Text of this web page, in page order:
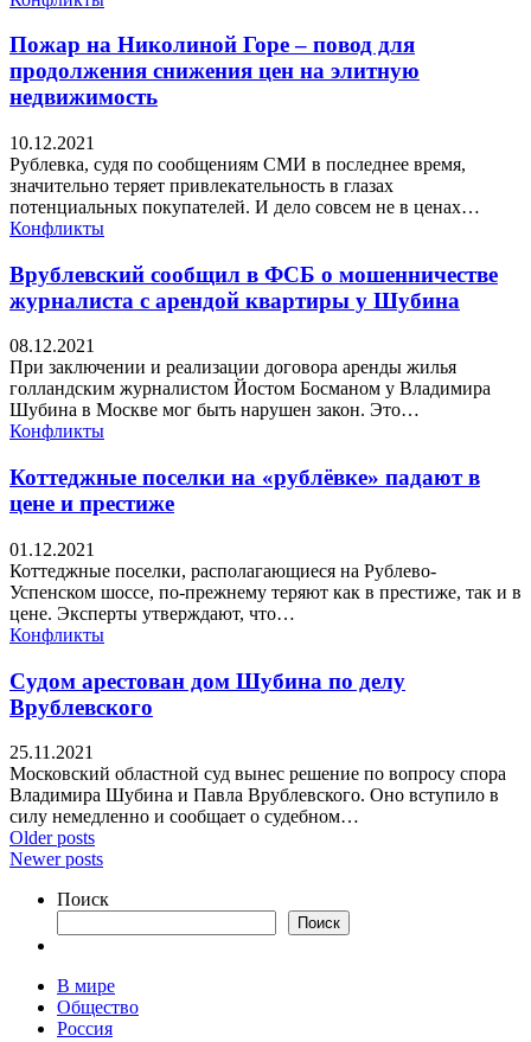
Пожар на Николиной Горе – повод для
продолжения снижения цен на элитную
недвижимость
10.12.2021
Рублевка, судя по сообщениям СМИ в последнее время,
значительно теряет привлекательность в глазах
потенциальных покупателей. И дело совсем не в ценах…
Конфликты
Врублевский сообщил в ФСБ о мошенничестве
журналиста с арендой квартиры у Шубина
08.12.2021
При заключении и реализации договора аренды жилья
голландским журналистом Йостом Босманом у Владимира
Шубина в Москве мог быть нарушен закон. Это…
Конфликты
Коттеджные поселки на «рублёвке» падают в
цене и престиже
01.12.2021
Коттеджные поселки, располагающиеся на Рублево-
Успенском шоссе, по-прежнему теряют как в престиже, так и в
цене. Эксперты утверждают, что…
Конфликты
Судом арестован дом Шубина по делу
Врублевского
25.11.2021
Московский областной суд вынес решение по вопросу спора
Владимира Шубина и Павла Врублевского. Оно вступило в
силу немедленно и сообщает о судебном…
Older posts
Newer posts
Поиск
Поиск
В мире
Общество
Россия